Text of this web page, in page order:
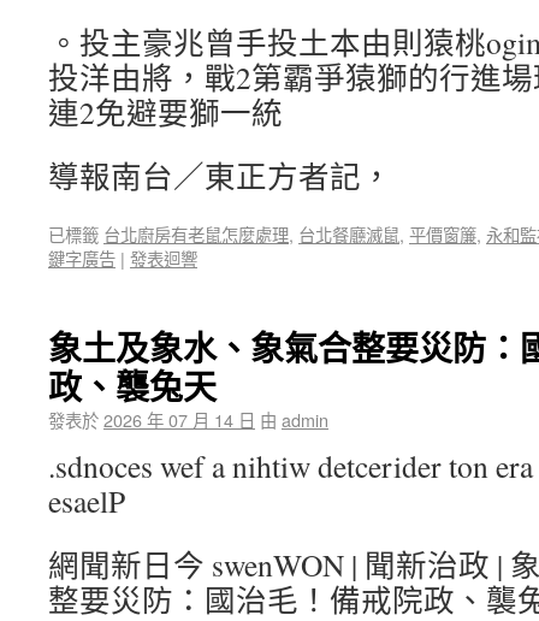
。投主豪兆曾手投土本由則猿桃
投洋由將，戰2第霸爭猿獅的行進
連2免避要獅一統
導報南台／東正方者記，
已標籤 台北廚房有老鼠怎麼處理, 台北餐廳滅鼠, 平價窗簾, 永和
鍵字廣告 | 發表迴響
象土及象水、象氣合整要災防：
政、襲兔天
發表於2026 年 07 月 14 日 由 admin
.sdnoces wef a nihtiw detcerider ton
esaelP
網聞新日今 swenWON | 聞新治政 |
整要災防：國治毛！備戒院政、襲